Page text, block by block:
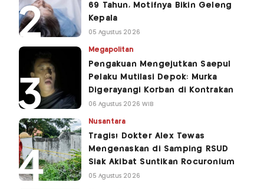
69 Tahun, Motifnya Bikin Geleng
Kepala
05 Agustus 2026
Megapolitan
Pengakuan Mengejutkan Saepul
Pelaku Mutilasi Depok: Murka
Digerayangi Korban di Kontrakan
06 Agustus 2026 WIB
Nusantara
Tragis! Dokter Alex Tewas
Mengenaskan di Samping RSUD
Siak Akibat Suntikan Rocuronium
05 Agustus 2026